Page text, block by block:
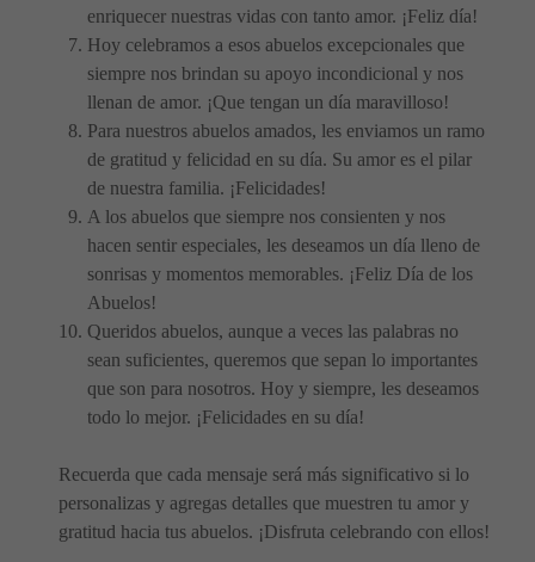
enriquecer nuestras vidas con tanto amor. ¡Feliz día!
Hoy celebramos a esos abuelos excepcionales que
siempre nos brindan su apoyo incondicional y nos
llenan de amor. ¡Que tengan un día maravilloso!
Para nuestros abuelos amados, les enviamos un ramo
de gratitud y felicidad en su día. Su amor es el pilar
de nuestra familia. ¡Felicidades!
A los abuelos que siempre nos consienten y nos
hacen sentir especiales, les deseamos un día lleno de
sonrisas y momentos memorables. ¡Feliz Día de los
Abuelos!
Queridos abuelos, aunque a veces las palabras no
sean suficientes, queremos que sepan lo importantes
que son para nosotros. Hoy y siempre, les deseamos
todo lo mejor. ¡Felicidades en su día!
Recuerda que cada mensaje será más significativo si lo
personalizas y agregas detalles que muestren tu amor y
gratitud hacia tus abuelos. ¡Disfruta celebrando con ellos!